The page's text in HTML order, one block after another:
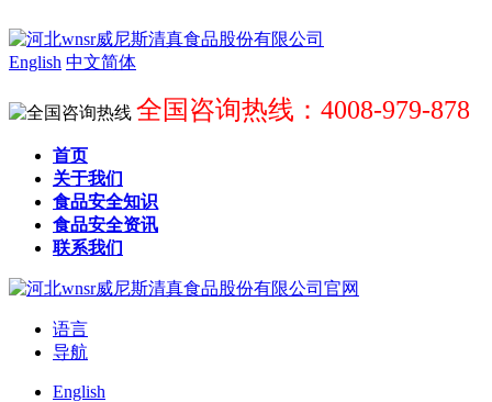
English 中文简体
全国咨询热线：4008-979-878
首页
关于我们
食品安全知识
食品安全资讯
联系我们
语言
导航
English